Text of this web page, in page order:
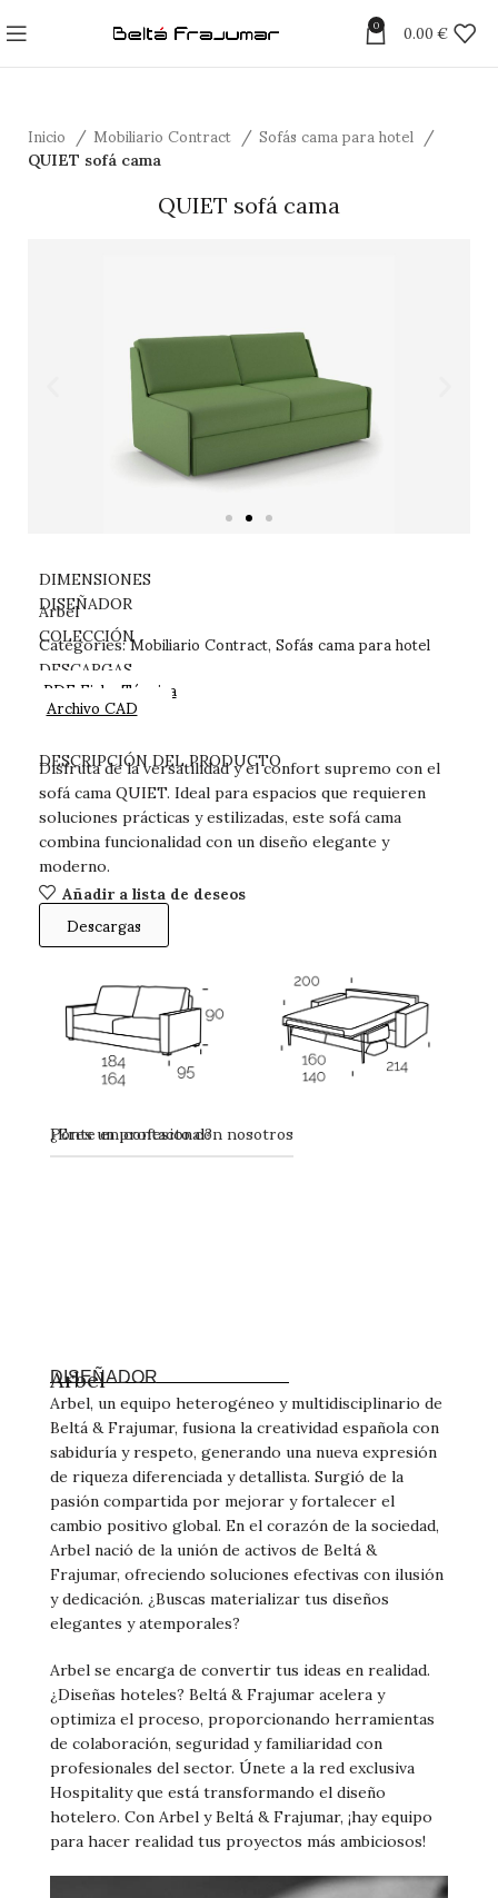
0 0.00 €
Inicio Mobiliario Contract Sofás cama para hotel
QUIET sofá cama
QUIET sofá cama
DESCRIPCIÓN DEL PRODUCTO
Disfruta de la versatilidad y el confort supremo con el
sofá cama QUIET. Ideal para espacios que requieren
soluciones prácticas y estilizadas, este sofá cama
combina funcionalidad con un diseño elegante y
moderno.
Añadir a lista de deseos
Descargas
¿Eres un profesional?
Ponte en contacto con nosotros
DIMENSIONES
DISEÑADOR
Arbel
COLECCIÓN
Categories:Mobiliario Contract, Sofás cama para hotel
DESCARGAS
PDF Ficha Técnica
Archivo CAD
Arbel
DISEÑADOR
Arbel, un equipo heterogéneo y multidisciplinario de
Beltá & Frajumar, fusiona la creatividad española con
sabiduría y respeto, generando una nueva expresión
de riqueza diferenciada y detallista. Surgió de la
pasión compartida por mejorar y fortalecer el
cambio positivo global. En el corazón de la sociedad,
Arbel nació de la unión de activos de Beltá &
Frajumar, ofreciendo soluciones efectivas con ilusión
y dedicación. ¿Buscas materializar tus diseños
elegantes y atemporales?
Arbel se encarga de convertir tus ideas en realidad.
¿Diseñas hoteles? Beltá & Frajumar acelera y
optimiza el proceso, proporcionando herramientas
de colaboración, seguridad y familiaridad con
profesionales del sector. Únete a la red exclusiva
Hospitality que está transformando el diseño
hotelero. Con Arbel y Beltá & Frajumar, ¡hay equipo
para hacer realidad tus proyectos más ambiciosos!